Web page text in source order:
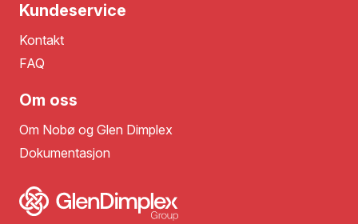
Kundeservice
Kontakt
FAQ
Om oss
Om Nobø og Glen Dimplex
Dokumentasjon